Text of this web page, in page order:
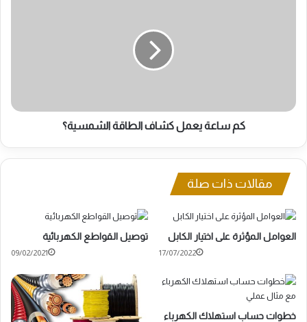
كم ساعة يعمل كشاف الطاقة الشمسية؟
مقالات ذات صلة
توصيل القواطع الكهربائية
09/02/2021
العوامل المؤثرة على اختيار الكابل
17/07/2022
خطوات حساب استهلاك الكهرباء